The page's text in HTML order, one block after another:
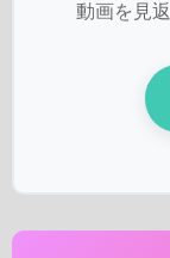
動画を見